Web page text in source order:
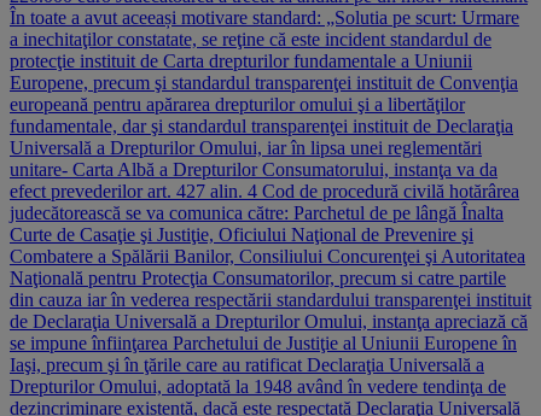
În toate a avut aceeași motivare standard: „Solutia pe scurt: Urmare
a inechitaţilor constatate, se reţine că este incident standardul de
protecţie instituit de Carta drepturilor fundamentale a Uniunii
Europene, precum şi standardul transparenţei instituit de Convenţia
europeană pentru apărarea drepturilor omului şi a libertăţilor
fundamentale, dar şi standardul transparenţei instituit de Declaraţia
Universală a Drepturilor Omului, iar în lipsa unei reglementări
unitare- Carta Albă a Drepturilor Consumatorului, instanţa va da
efect prevederilor art. 427 alin. 4 Cod de procedură civilă hotărârea
judecătorească se va comunica către: Parchetul de pe lângă Înalta
Curte de Casaţie şi Justiţie, Oficiului Naţional de Prevenire şi
Combatere a Spălării Banilor, Consiliului Concurenţei şi Autoritatea
Naţională pentru Protecţia Consumatorilor, precum si catre partile
din cauza iar în vederea respectării standardului transparenţei instituit
de Declaraţia Universală a Drepturilor Omului, instanţa apreciază că
se impune înfiinţarea Parchetului de Justiţie al Uniunii Europene în
Iaşi, precum şi în ţările care au ratificat Declaraţia Universală a
Drepturilor Omului, adoptată la 1948 având în vedere tendinţa de
dezincriminare existentă, dacă este respectată Declaraţia Universală